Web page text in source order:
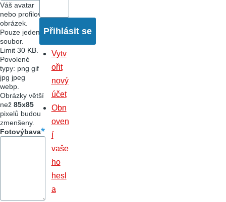
Váš avatar
nebo profilový
obrázek.
Pouze jeden
soubor.
Limit 30 KB.
Povolené
typy: png gif
jpg jpeg
webp.
Obrázky větší
než 85x85
pixelů budou
zmenšeny.
Fotovýbava
Vytv
ořit
nový
účet
Obn
oven
í
vaše
ho
hesl
a